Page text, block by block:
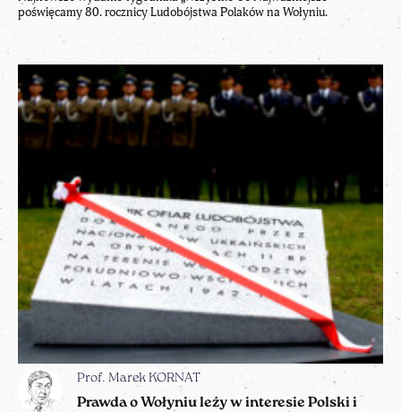
poświęcamy 80. rocznicy Ludobójstwa Polaków na Wołyniu.
Prof. Marek KORNAT
Prawda o Wołyniu leży w interesie Polski i